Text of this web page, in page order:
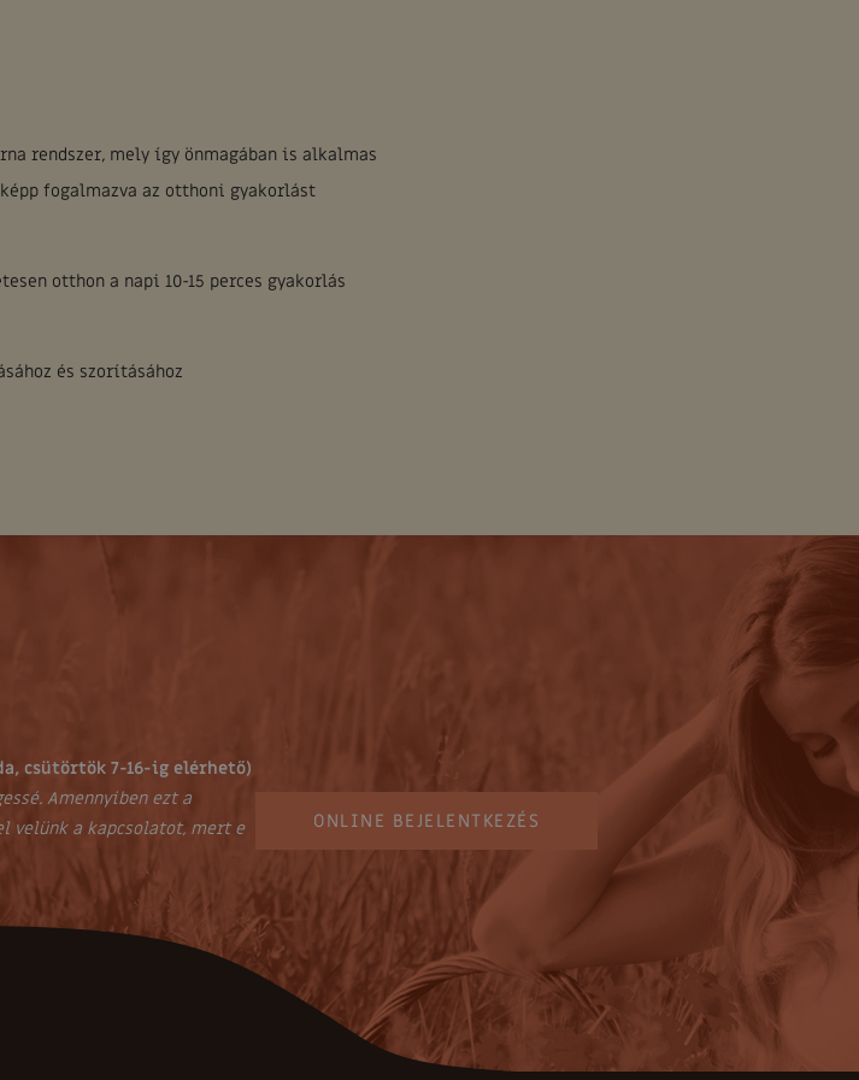
rendszer, mely így önmagában is alkalmas
fogalmazva az otthoni gyakorlást
otthon a napi 10-15 perces gyakorlás
és szorításához
csütörtök 7-16-ig elérhető)
Amennyiben ezt a
velünk a kapcsolatot, mert e
ONLINE BEJELENTKEZÉS